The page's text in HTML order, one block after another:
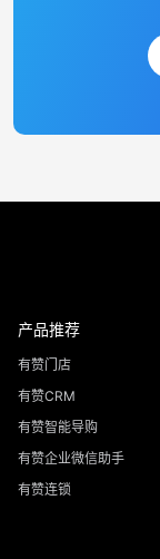
产品推荐
有赞门店
有赞CRM
有赞智能导购
有赞企业微信助手
有赞连锁